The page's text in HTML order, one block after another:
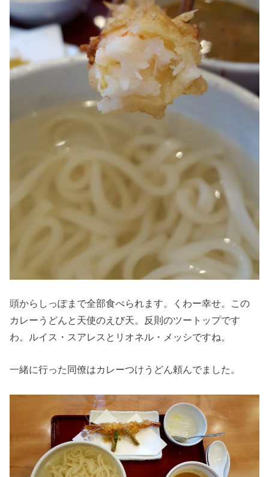
頭からしっぽまで全部食べられます。くわー幸せ。この
カレーうどんと天使のえび天。反則のツートップです
わ。ルイス・スアレスとリオネル・メッシですね。
一緒に行った同僚はカレーつけうどん頼んでました。